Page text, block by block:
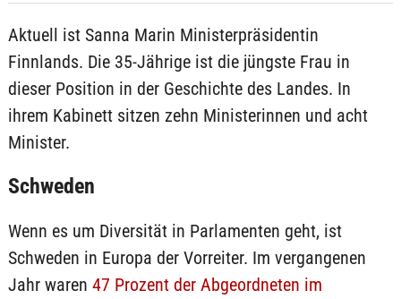
Aktuell ist Sanna Marin Ministerpräsidentin
Finnlands. Die 35-Jährige ist die jüngste Frau in
dieser Position in der Geschichte des Landes. In
ihrem Kabinett sitzen zehn Ministerinnen und acht
Minister.
Schweden
Wenn es um Diversität in Parlamenten geht, ist
Schweden in Europa der Vorreiter. Im vergangenen
Jahr waren 47 Prozent der Abgeordneten im